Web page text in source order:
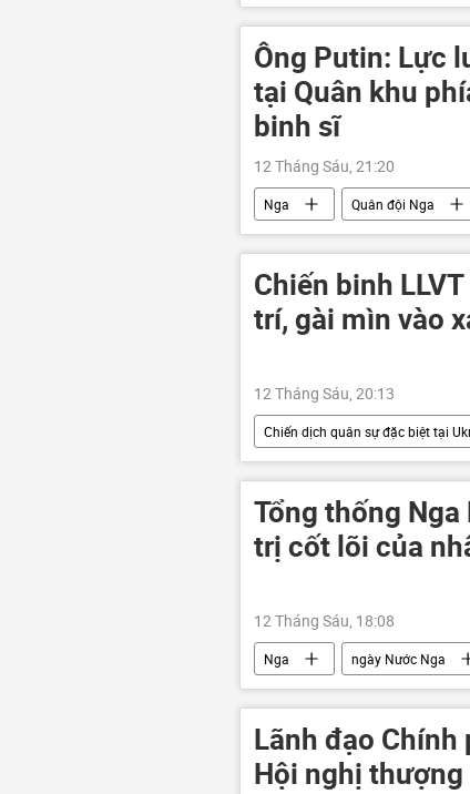
Thế giới
Ukraina
DNR
LNR
Ông Putin: Lực
tại Quân khu
binh sĩ
12 Tháng Sáu, 21:20
Nga Quân đội Nga
Bộ Quốc phòng Nga
Chiến binh
trí, gài mìn vào
12 Tháng Sáu, 20:13
Chiến dịch quân sự đặc biệt tại
LNR
Quân đội Ukraina
Quân sự
quân đội
Tổng thống
trị cốt lõi của
12 Tháng Sáu, 18:08
Nga ngày Nước Nga
Lãnh đạo Chính
Hội nghị thượng